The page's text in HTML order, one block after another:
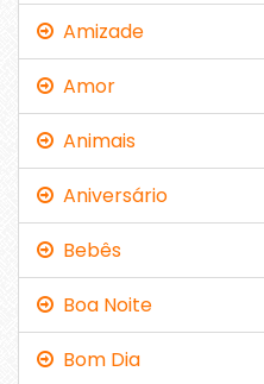
Amizade
Amor
Animais
Aniversário
Bebês
Boa Noite
Bom Dia